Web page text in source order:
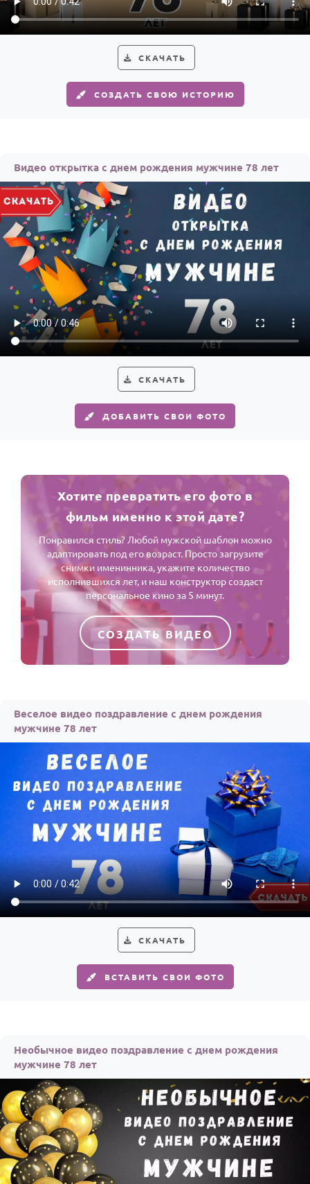
СКАЧАТЬ
СОЗДАТЬ СВОЮ ИСТОРИЮ
Видео открытка с днем рождения мужчине 78 лет
СКАЧАТЬ
ДОБАВИТЬ СВОИ ФОТО
Хотите превратить его фото в
фильм именно к этой дате?
Понравился стиль? Любой мужской шаблон можно
адаптировать под его возраст. Просто загрузите
снимки именинника, укажите количество
исполнившихся лет, и наш конструктор создаст
персональное кино за 5 минут.
СОЗДАТЬ ВИДЕО
Веселое видео поздравление с днем рождения
мужчине 78 лет
СКАЧАТЬ
ВСТАВИТЬ СВОИ ФОТО
Необычное видео поздравление с днем рождения
мужчине 78 лет